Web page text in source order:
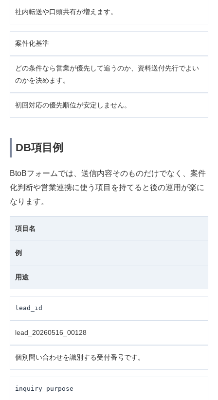
社内転送や口頭共有が増えます。
案件化基準
どの条件なら営業が優先して追うのか、資料送付先行でよい
のかを決めます。
初回対応の優先順位が安定しません。
DB項目例
BtoBフォームでは、送信内容そのものだけでなく、案件
化判断や営業連携に使う項目を持てると後の運用が楽に
なります。
項目名
例
用途
lead_id
lead_20260516_00128
個別問い合わせを識別する受付番号です。
inquiry_purpose